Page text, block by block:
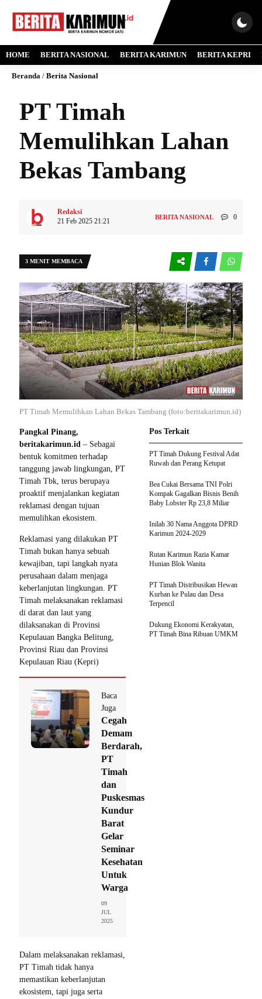
HOME BERITA NASIONAL BERITA KARIMUN BERITA KEPRI
Beranda / Berita Nasional
PT Timah
Memulihkan Lahan
Bekas Tambang
Redaksi
21 Feb 2025 21:21
BERITA NASIONAL 0
3 MENIT MEMBACA
PT Timah Memulihkan Lahan Bekas Tambang (foto:beritakarimun.id)
Pangkal Pinang,
beritakarimun.id – Sebagai
bentuk komitmen terhadap
tanggung jawab lingkungan, PT
Timah Tbk, terus berupaya
proaktif menjalankan kegiatan
reklamasi dengan tujuan
memulihkan ekosistem.
Reklamasi yang dilakukan PT
Timah bukan hanya sebuah
kewajiban, tapi langkah nyata
perusahaan dalam menjaga
keberlanjutan lingkungan. PT
Timah melaksanakan reklamasi
di darat dan laut yang
dilaksanakan di Provinsi
Kepulauan Bangka Belitung,
Provinsi Riau dan Provinsi
Kepulauan Riau (Kepri)
Baca
Juga
Cegah
Demam
Berdarah,
PT
Timah
dan
Puskesmas
Kundur
Barat
Gelar
Seminar
Kesehatan
Untuk
Warga
09
JUL
2025
Dalam melaksanakan reklamasi,
PT Timah tidak hanya
memastikan keberlanjutan
ekosistem, tapi juga serta
Pos Terkait
PT Timah Dukung Festival Adat
Ruwah dan Perang Ketupat
Bea Cukai Bersama TNI Polri
Kompak Gagalkan Bisnis Benih
Baby Lobster Rp 23,8 Miliar
Inilah 30 Nama Anggota DPRD
Karimun 2024-2029
Rutan Karimun Razia Kamar
Hunian Blok Wanita
PT Timah Distribusikan Hewan
Kurban ke Pulau dan Desa
Terpencil
Dukung Ekonomi Kerakyatan,
PT Timah Bina Ribuan UMKM